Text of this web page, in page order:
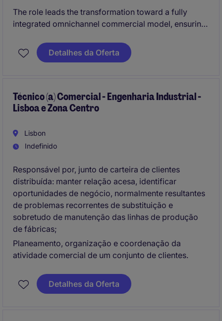
The role leads the transformation toward a fully
integrated omnichannel commercial model, ensuring
all channels. It requires managing complex market
dynamics while aligning teams, strengthening
Detalhes da Oferta
Técnico (a) Comercial - Engenharia Industrial -
Lisboa e Zona Centro
Lisbon
Indefinido
Responsável por, junto de carteira de clientes
distribuída: manter relação acesa, identificar
oportunidades de negócio, normalmente resultantes
de problemas recorrentes de substituição e
sobretudo de manutenção das linhas de produção
de fábricas;
Planeamento, organização e coordenação da
atividade comercial de um conjunto de clientes.
Detalhes da Oferta